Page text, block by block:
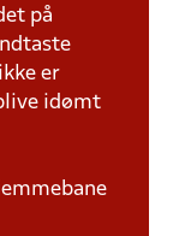
på
er
idømt